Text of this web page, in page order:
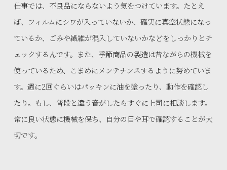
仕事では、不良品にならないよう気をつけています。たとえ
ば、フィルムにシワが入っていないか、確実に真空状態になっ
ているか、ごみや繊維が混入していないかなどをしっかりとチ
ェックするんです。また、季節商品の製造は昔ながらの機械を
使っているため、こまめにメンテナンスするように努めていま
す。週に2回ぐらいはパッキンに油を塗ったり、動作を確認し
たり。もし、普段と違う音がしたらすぐに上司に相談します。
常に良い状態に機械を保ち、自分の目や耳で確認することが大
切です。